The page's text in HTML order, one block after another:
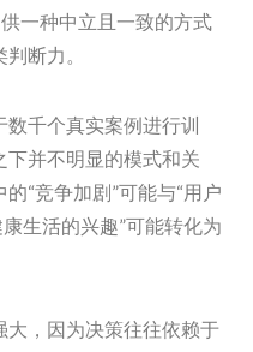
一种中立且一致的方式
断力。
千个真实案例进行训
并不明显的模式和关
“竞争加剧”可能与“用户
生活的兴趣”可能转化为
，因为决策往往依赖于